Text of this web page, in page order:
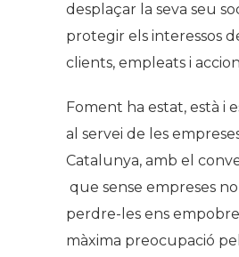
desplaçar la seva seu
protegir els interessos
clients, empleats i
Foment ha estat, està i
al servei de les
Catalunya, amb el
que sense empreses
perdre-les ens
màxima preocupació